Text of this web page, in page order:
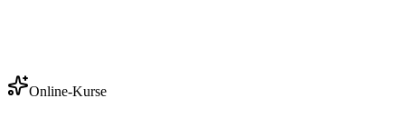
Online-Kurse